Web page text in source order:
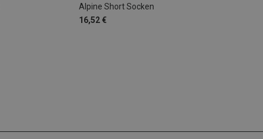
Alpine Short Socken
16,52 €